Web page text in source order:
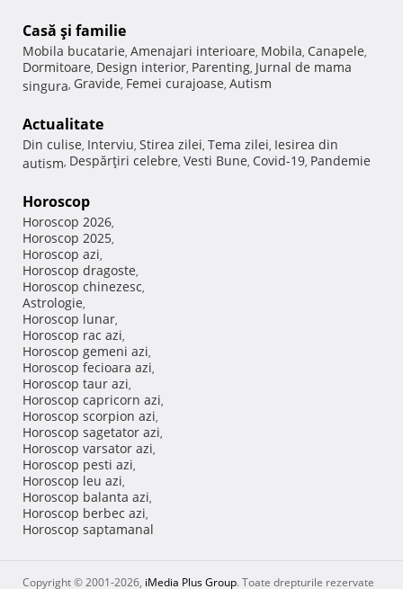
Casă şi familie
Mobila bucatarie, Amenajari interioare, Mobila, Canapele,
Dormitoare, Design interior, Parenting, Jurnal de mama
singura, Gravide, Femei curajoase, Autism
Actualitate
Din culise, Interviu, Stirea zilei, Tema zilei, Iesirea din
autism, Despărţiri celebre, Vesti Bune, Covid-19, Pandemie
Horoscop
Horoscop 2026,
Horoscop 2025,
Horoscop azi,
Horoscop dragoste,
Horoscop chinezesc,
Astrologie,
Horoscop lunar,
Horoscop rac azi,
Horoscop gemeni azi,
Horoscop fecioara azi,
Horoscop taur azi,
Horoscop capricorn azi,
Horoscop scorpion azi,
Horoscop sagetator azi,
Horoscop varsator azi,
Horoscop pesti azi,
Horoscop leu azi,
Horoscop balanta azi,
Horoscop berbec azi,
Horoscop saptamanal
Copyright © 2001-2026, iMedia Plus Group. Toate drepturile rezervate